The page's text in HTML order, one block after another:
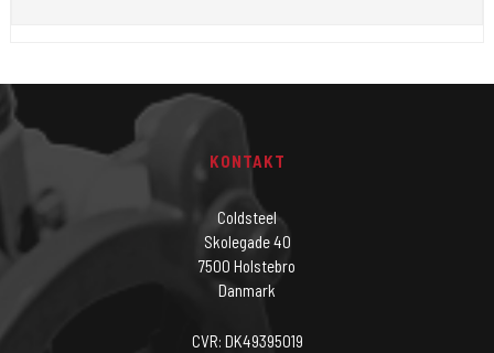
KONTAKT
Coldsteel
Skolegade 40
7500 Holstebro
Danmark
CVR: DK49395019